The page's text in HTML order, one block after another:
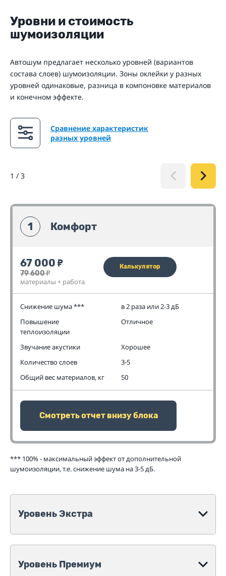
Уровни и стоимость
шумоизоляции
Автошум предлагает несколько уровней (вариантов
состава слоев) шумоизоляции. Зоны оклейки у разных
уровней одинаковые, разница в компоновке материалов
и конечном эффекте.
Сравнение характеристик
разных уровней
1 / 3
1 Комфорт
67 000 ₽
79 600₽
материалы + работа
Калькулятор
Снижение шума ***
в 2 раза или 2-3 дБ
Повышение
теплоизоляции
Отличное
Звучание акустики
Хорошее
Количество слоев
3-5
Общий вес материалов, кг
50
Смотреть отчет внизу блока
*** 100% - максимальный эффект от дополнительной
шумоизоляции, т.е. снижение шума на 3-5 дБ.
Уровень Экстра
Уровень Премиум